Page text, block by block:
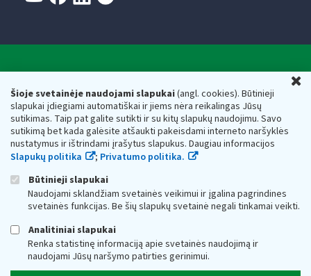
Šioje svetainėje naudojami slapukai(angl. cookies). Būtinieji
slapukai įdiegiami automatiškai ir jiems nėra reikalingas Jūsų
sutikimas. Taip pat galite sutikti ir su kitų slapukų naudojimu. Savo
sutikimą bet kada galėsite atšaukti pakeisdami interneto naršyklės
nustatymus ir ištrindami įrašytus slapukus. Daugiau informacijos
Slapukų politika
; Privatumo politika.
Būtinieji slapukai
Naudojami sklandžiam svetainės veikimui ir įgalina pagrindines
svetainės funkcijas. Be šių slapukų svetainė negali tinkamai veikti.
Analitiniai slapukai
Renka statistinę informaciją apie svetainės naudojimą ir
naudojami Jūsų naršymo patirties gerinimui.
Respublikos finansų ministerijos
Biudžetinė įstaiga. Juridinio asmens kodas — 188659752,
adresas: Vasario 16-osios g. 14, 01107 Vilnius, Lietuva, el.paštas:
vmi@vmi.lt, E. pristatymo dėžutės adresas 188659752
Duomenys apie Valstybinę mokesčių inspekciją prie Lietuvos
Respublikos finansų ministerijos kaupiami ir saugomi Juridinių